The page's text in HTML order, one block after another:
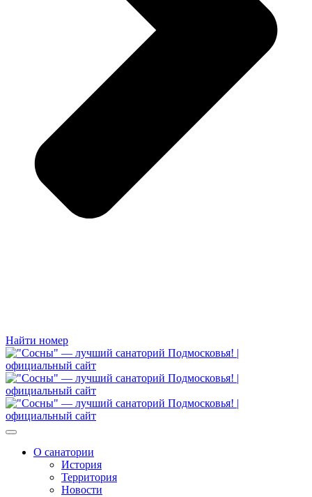
Найти номер
О санатории
История
Территория
Новости